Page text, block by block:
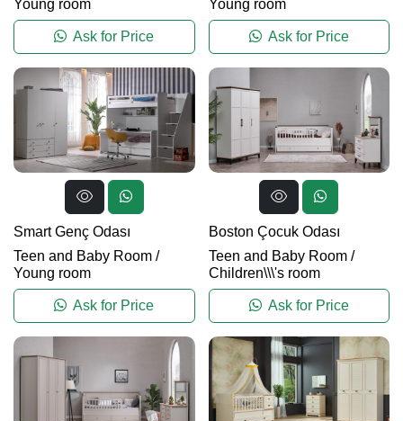
Young room
Ask for Price
Young room
Ask for Price
Smart Genç Odası
Teen and Baby Room /
Young room
Ask for Price
Boston Çocuk Odası
Teen and Baby Room/
Children\\\'s room
Ask for Price